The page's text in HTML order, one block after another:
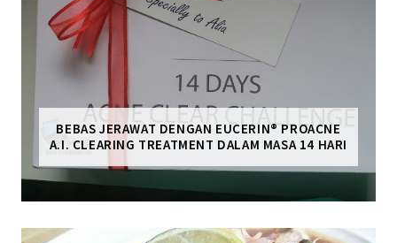
BEBAS JERAWAT DENGAN EUCERIN® PROACNE
A.I. CLEARING TREATMENT DALAM MASA 14 HARI